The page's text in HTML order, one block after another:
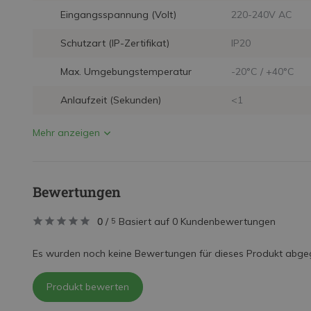
Eingangsspannung (Volt) 220-240V AC
Schutzart (IP-Zertifikat) IP20
Max. Umgebungstemperatur -20°C / +40°C
Anlaufzeit (Sekunden) <1
Mehr anzeigen
Bewertungen
0 / 5 Basiert auf 0 Kundenbewertungen
Es wurden noch keine Bewertungen für dieses Produkt
Produkt bewerten